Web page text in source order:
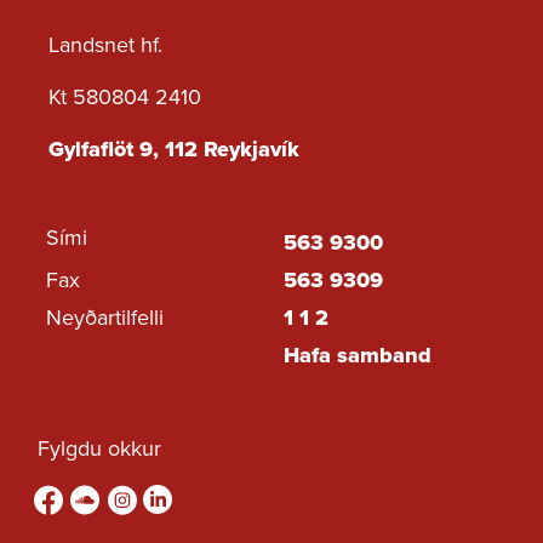
Tilboð - Viðbótartöp
3. 2023 - ársfj 2. 2024
Tilboð - ársfj 4. 2022
Landsnet hf.
Kt 580804 2410
Gylfaflöt 9, 112 Reykjavík
Sími
563 9300
Fax
563 9309
Neyðartilfelli
1 1 2
Hafa samband
Fylgdu okkur
Fylgdu okkur á Facebook
sound-cloud
Fylgdu okkur á Instagram
Fylgdu okkur á Linkedin